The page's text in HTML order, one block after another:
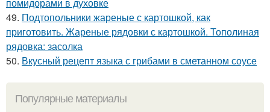
помидорами в духовке
49. Подтопольники жареные с картошкой, как
приготовить. Жареные рядовки с картошкой. Тополиная
рядовка: засолка
50. Вкусный рецепт языка с грибами в сметанном соусе
Популярные материалы